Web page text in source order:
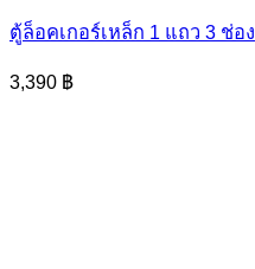
ตู้ล็อคเกอร์เหล็ก 1 แถว 3 ช่อง
3,390 ฿